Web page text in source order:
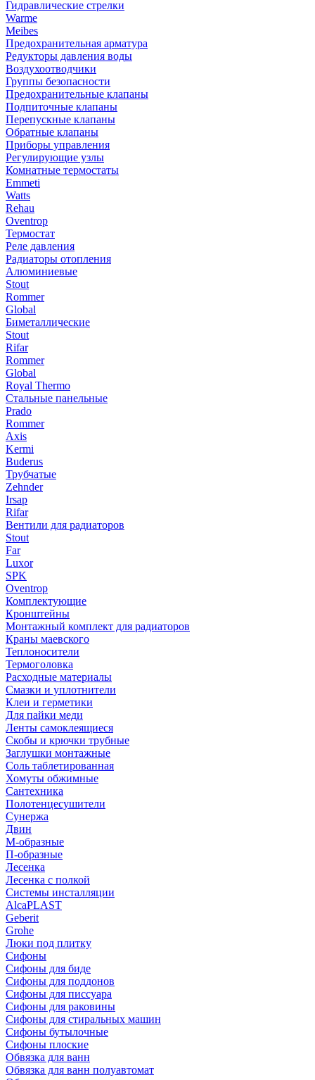
Гидравлические стрелки
Warme
Meibes
Предохранительная арматура
Редукторы давления воды
Воздухоотводчики
Группы безопасности
Предохранительные клапаны
Подпиточные клапаны
Перепускные клапаны
Обратные клапаны
Приборы управления
Регулирующие узлы
Комнатные термостаты
Emmeti
Watts
Rehau
Oventrop
Термостат
Реле давления
Радиаторы отопления
Алюминиевые
Stout
Rommer
Global
Биметаллические
Stout
Rifar
Rommer
Global
Royal Thermo
Стальные панельные
Prado
Rommer
Axis
Kermi
Buderus
Трубчатые
Zehnder
Irsap
Rifar
Вентили для радиаторов
Stout
Far
Luxor
SPK
Oventrop
Комплектующие
Кронштейны
Монтажный комплект для радиаторов
Краны маевского
Теплоносители
Термоголовка
Расходные материалы
Смазки и уплотнители
Клеи и герметики
Для пайки меди
Ленты самоклеящиеся
Скобы и крючки трубные
Заглушки монтажные
Соль таблетированная
Хомуты обжимные
Сантехника
Полотенцесушители
Сунержа
Двин
М-образные
П-образные
Лесенка
Лесенка с полкой
Системы инсталляции
AlcaPLAST
Geberit
Grohe
Люки под плитку
Сифоны
Сифoны для биде
Сифoны для поддонов
Сифoны для писсуара
Сифоны для раковины
Сифоны для стиральных машин
Сифоны бутылочные
Сифоны плоские
Обвязка для ванн
Обвязка для ванн полуавтомат